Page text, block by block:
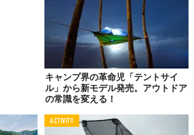
キャンプ界の革命児「テントサイ
ル」から新モデル発売。アウトドア
の常識を変える！
ACTIVITY